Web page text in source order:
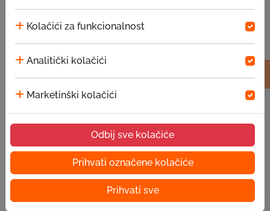
Kolačići za funkcionalnost
Analitički kolačići
Marketinški kolačići
Odbij sve kolačiće
Prihvati označene kolačiće
Prihvati sve
05.08.2026